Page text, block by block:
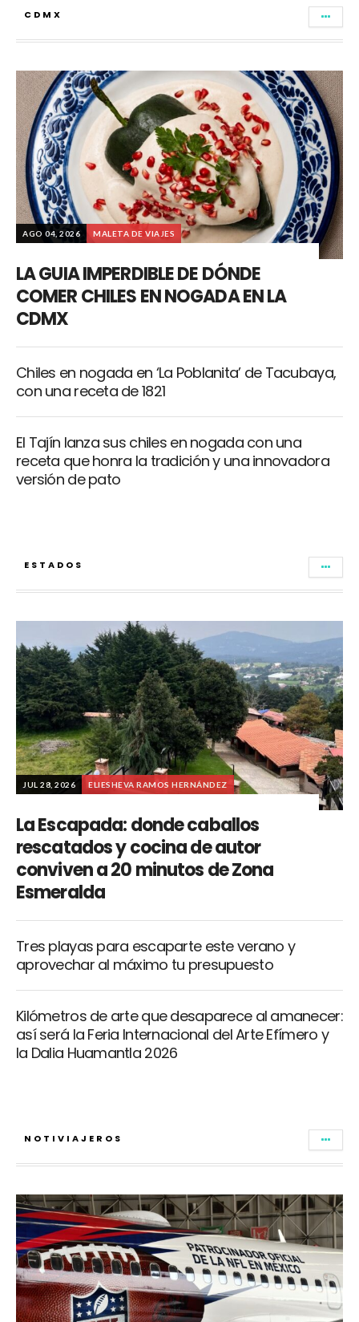
CDMX
AGO 04, 2026 MALETA DE VIAJES
LA GUIA IMPERDIBLE DE DÓNDE
COMER CHILES EN NOGADA EN LA
CDMX
Chiles en nogada en ‘La Poblanita’ de Tacubaya,
con una receta de 1821
El Tajín lanza sus chiles en nogada con una
receta que honra la tradición y una innovadora
versión de pato
ESTADOS
JUL 28, 2026 ELIESHEVA RAMOS HERNÁNDEZ
La Escapada: donde caballos
rescatados y cocina de autor
conviven a 20 minutos de Zona
Esmeralda
Tres playas para escaparte este verano y
aprovechar al máximo tu presupuesto
Kilómetros de arte que desaparece al amanecer:
así será la Feria Internacional del Arte Efímero y
la Dalia Huamantla 2026
NOTIVIAJEROS